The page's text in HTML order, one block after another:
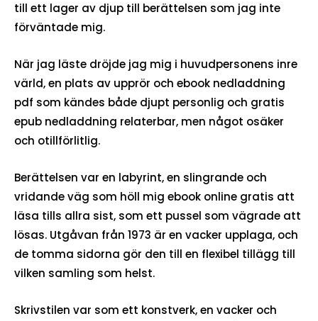
till ett lager av djup till berättelsen som jag inte
förväntade mig.
När jag läste dröjde jag mig i huvudpersonens inre
värld, en plats av upprör och ebook nedladdning
pdf som kändes både djupt personlig och gratis
epub nedladdning relaterbar, men något osäker
och otillförlitlig.
Berättelsen var en labyrint, en slingrande och
vridande väg som höll mig ebook online gratis att
läsa tills allra sist, som ett pussel som vägrade att
lösas. Utgåvan från 1973 är en vacker upplaga, och
de tomma sidorna gör den till en flexibel tillägg till
vilken samling som helst.
Skrivstilen var som ett konstverk, en vacker och